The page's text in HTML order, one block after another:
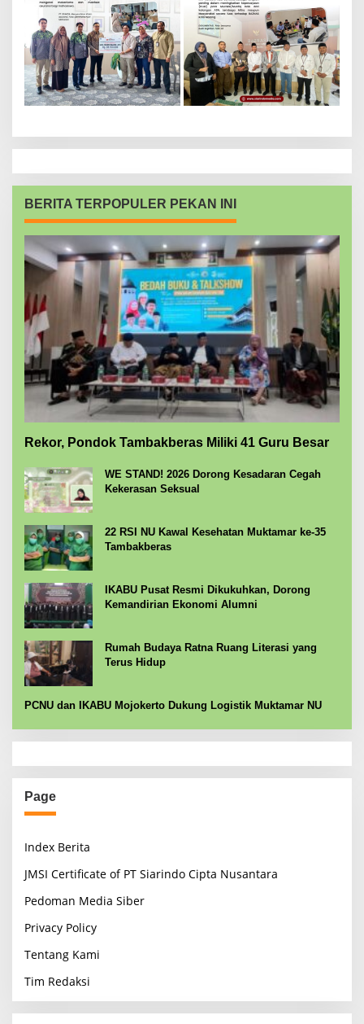
BERITA TERPOPULER PEKAN INI
Rekor, Pondok Tambakberas Miliki 41 Guru Besar
WE STAND! 2026 Dorong Kesadaran Cegah
Kekerasan Seksual
22 RSI NU Kawal Kesehatan Muktamar ke-35
Tambakberas
IKABU Pusat Resmi Dikukuhkan, Dorong
Kemandirian Ekonomi Alumni
Rumah Budaya Ratna Ruang Literasi yang
Terus Hidup
PCNU dan IKABU Mojokerto Dukung Logistik Muktamar NU
Page
Index Berita
JMSI Certificate of PT Siarindo Cipta Nusantara
Pedoman Media Siber
Privacy Policy
Tentang Kami
Tim Redaksi